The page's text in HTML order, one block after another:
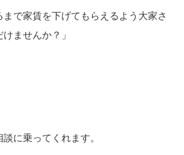
まで家賃を下げてもらえるよう大家さ
ませんか？」
に乗ってくれます。